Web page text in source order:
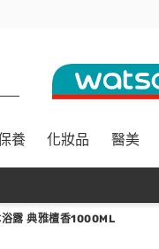
養 化妝品 醫美
露 典雅檀香1000ML